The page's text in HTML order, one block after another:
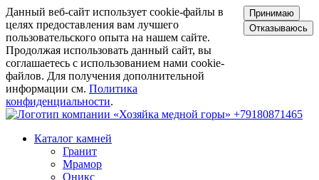
Данный веб-сайт использует cookie-файлы в
целях предоставления вам лучшего
пользовательского опыта на нашем сайте.
Продолжая использовать данный сайт, вы
соглашаетесь с использованием нами cookie-
файлов. Для получения дополнительной
информации см. Политика
конфиденциальности.
Принимаю
Отказываюсь
+79180871465
Каталог камней
Гранит
Мрамор
Оникс